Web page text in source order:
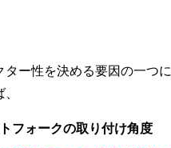
ター性を決める要因の一つに
フォークの取り付け角度